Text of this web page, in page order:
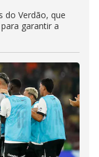
do Verdão, que
garantir a